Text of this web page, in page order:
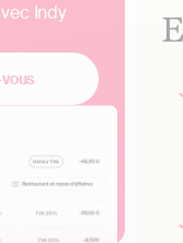
Indy